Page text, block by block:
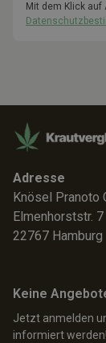
Mit dem Klick auf
Adresse
Knösel Pranoto
Elmenhorststr. 7
22767 Hamburg
Keine
Jetzt anmelden
informiert werden!